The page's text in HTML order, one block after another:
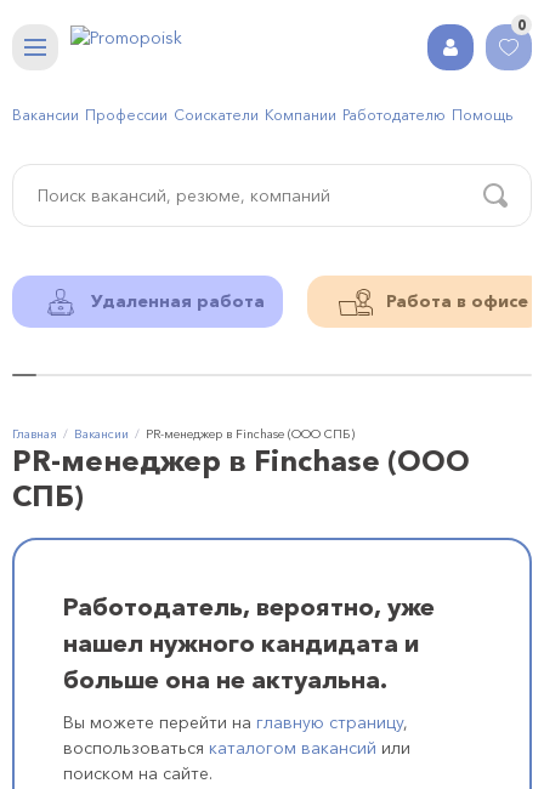
0
Вакансии Профессии Соискатели Компании Работодателю Помощь
Удаленная работа Работа в офисе
Главная Вакансии PR-менеджер в Finchase (ООО СПБ)
PR-менеджер в Finchase (ООО
СПБ)
Работодатель, вероятно, уже
нашел нужного кандидата и
больше она не актуальна.
Вы можете перейти на главную страницу,
воспользоваться каталогом вакансий или
поиском на сайте.